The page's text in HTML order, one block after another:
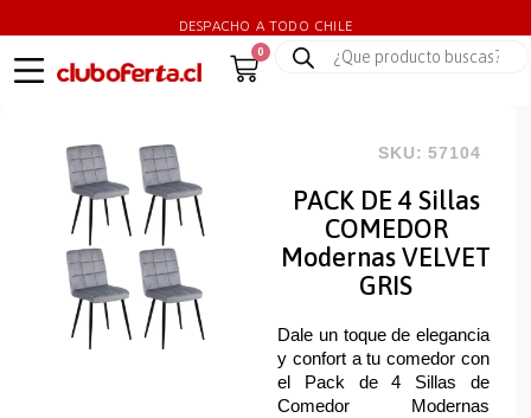
DESPACHO A TODO CHILE
0
SKU: 57104
PACK DE 4 Sillas
COMEDOR
Modernas VELVET
GRIS
Dale un toque de elegancia
y confort a tu comedor con
el Pack de 4 Sillas de
Comedor Modernas